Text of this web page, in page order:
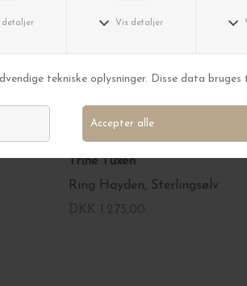
Trine Tuxen
Ring Hayden, Sterlingsølv